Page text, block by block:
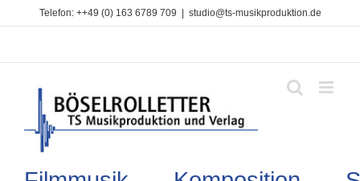
Telefon: ++49 (0) 163 6789 709 studio@ts-musikproduktion.de